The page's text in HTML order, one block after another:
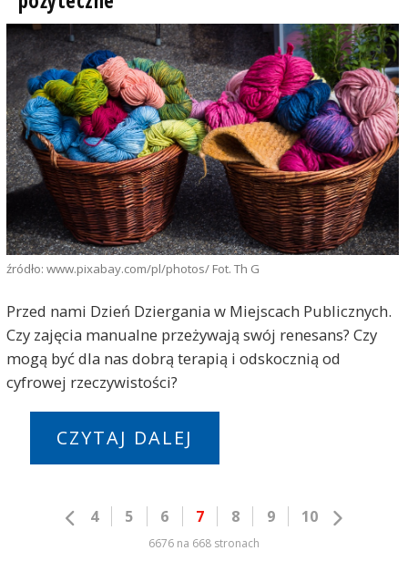
źródło: www.pixabay.com/pl/photos/ Fot. Th G
Przed nami Dzień Dziergania w Miejscach Publicznych.
Czy zajęcia manualne przeżywają swój renesans? Czy
mogą być dla nas dobrą terapią i odskocznią od
cyfrowej rzeczywistości?
CZYTAJ DALEJ
4 5 6 7 8 9 10
6676 na 668 stronach